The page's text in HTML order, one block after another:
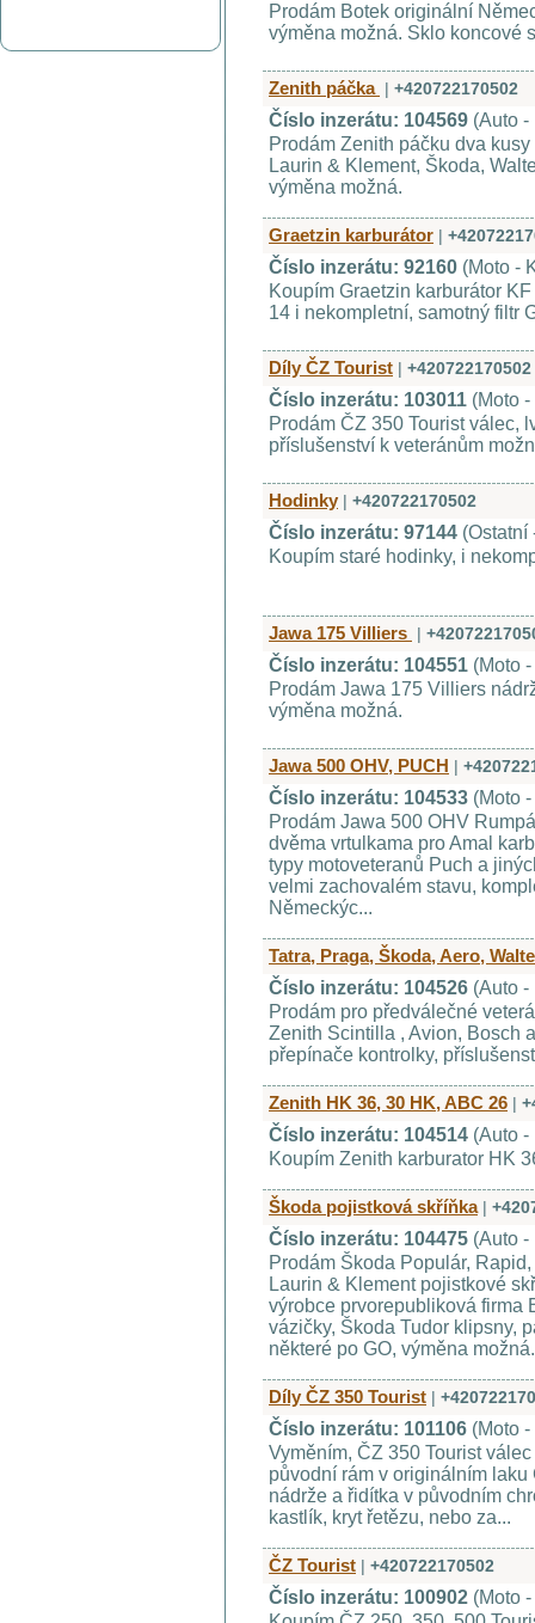
Prodám Botek originální
výměna možná. Sklo koncové
Zenith páčka | +420722170502
Číslo inzerátu: 104569 (Auto -
Prodám Zenith páčku dva
Laurin & Klement, Škoda,
výměna možná.
Graetzin karburátor |
Číslo inzerátu: 92160 (Moto -
Koupím Graetzin karburátor
14 i nekompletní, samotný filtr
Díly ČZ Tourist | +420722170502
Číslo inzerátu: 103011 (Moto
Prodám ČZ 350 Tourist válec,
příslušenství k veteránům
Hodinky | +420722170502
Číslo inzerátu: 97144 (Ostatní
Koupím staré hodinky, i
Jawa 175 Villiers |
Číslo inzerátu: 104551 (Moto
Prodám Jawa 175 Villiers
výměna možná.
Jawa 500 OHV, PUCH |
Číslo inzerátu: 104533 (Moto
Prodám Jawa 500 OHV
dvěma vrtulkama pro Amal
typy motoveteranů Puch a
velmi zachovalém stavu,
Německýc...
Tatra, Praga, Škoda, Aero,
Číslo inzerátu: 104526 (Auto -
Prodám pro předválečné
Zenith Scintilla , Avion, Bosch
přepínače kontrolky,
Zenith HK 36, 30 HK, ABC 26 |
Číslo inzerátu: 104514 (Auto -
Koupím Zenith karburator HK
Škoda pojistková skříňka |
Číslo inzerátu: 104475 (Auto -
Prodám Škoda Populár,
Laurin & Klement pojistkové
výrobce prvorepubliková firma
vázičky, Škoda Tudor klipsny,
některé po GO, výměna možná.
Díly ČZ 350 Tourist |
Číslo inzerátu: 101106 (Moto
Vyměním, ČZ 350 Tourist
původní rám v originálním
nádrže a řidítka v původním
kastlík, kryt řetězu, nebo za...
ČZ Tourist | +420722170502
Číslo inzerátu: 100902 (Moto